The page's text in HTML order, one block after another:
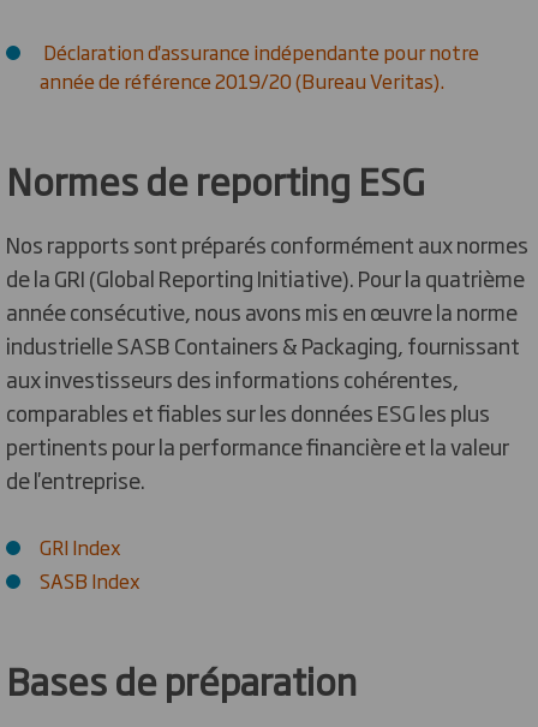
Déclaration d'assurance indépendante pour notre
année de référence 2019/20 (Bureau Veritas).
Normes de reporting ESG
Nos rapports sont préparés conformément aux normes
de la GRI (Global Reporting Initiative). Pour la quatrième
année consécutive, nous avons mis en œuvre la norme
industrielle SASB Containers & Packaging, fournissant
aux investisseurs des informations cohérentes,
comparables et fiables sur les données ESG les plus
pertinents pour la performance financière et la valeur
de l'entreprise.
GRI Index
SASB Index
Bases de préparation